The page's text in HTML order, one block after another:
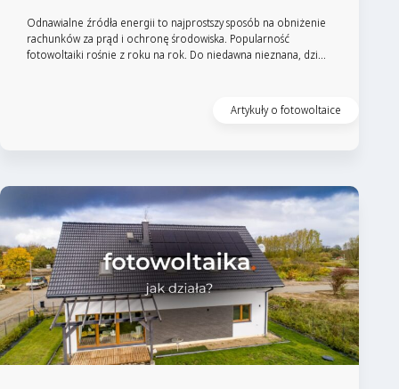
Odnawialne źródła energii to najprostszy sposób na obniżenie
rachunków za prąd i ochronę środowiska. Popularność
fotowoltaiki rośnie z roku na rok. Do niedawna nieznana, dzi...
Artykuły o fotowoltaice